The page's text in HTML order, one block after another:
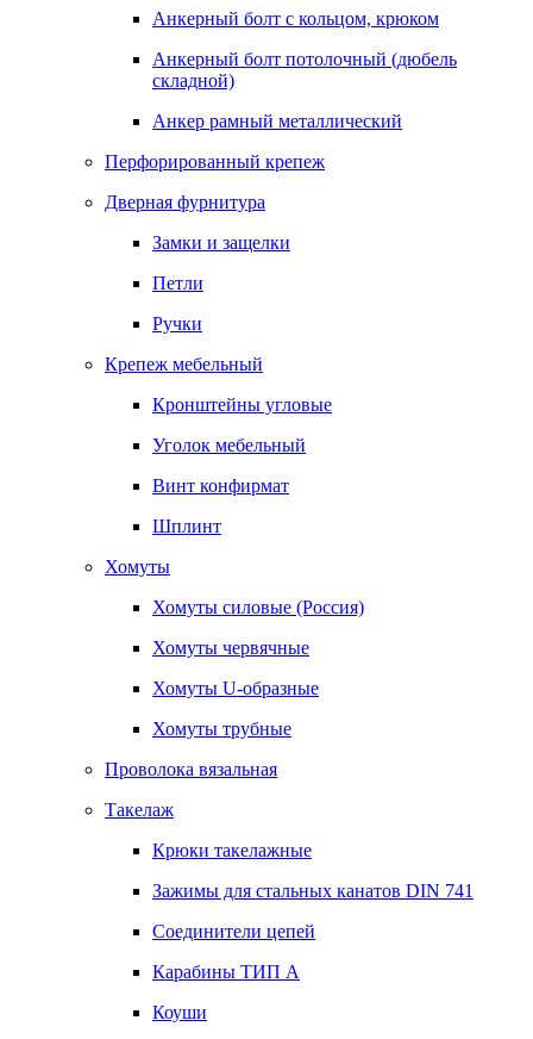
Анкерный болт с кольцом, крюком
Анкерный болт потолочный (дюбель
складной)
Анкер рамный металлический
Перфорированный крепеж
Дверная фурнитура
Замки и защелки
Петли
Ручки
Крепеж мебельный
Кронштейны угловые
Уголок мебельный
Винт конфирмат
Шплинт
Хомуты
Хомуты силовые (Россия)
Хомуты червячные
Хомуты U-образные
Хомуты трубные
Проволока вязальная
Такелаж
Крюки такелажные
Зажимы для стальных канатов DIN 741
Соединители цепей
Карабины ТИП А
Коуши